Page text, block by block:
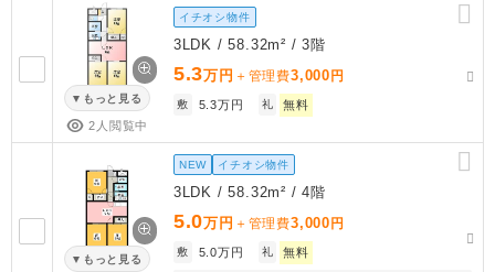
もっと見る
2人閲覧中
イチオシ物件
3LDK / 58.32m² / 3階
5.3万円 ＋管理費3,000 円
敷 5.3万円 礼 無料
もっと見る
NEW イチオシ物件
3LDK / 58.32m² / 4階
5.0万円 ＋管理費3,000 円
敷 5.0万円 礼 無料